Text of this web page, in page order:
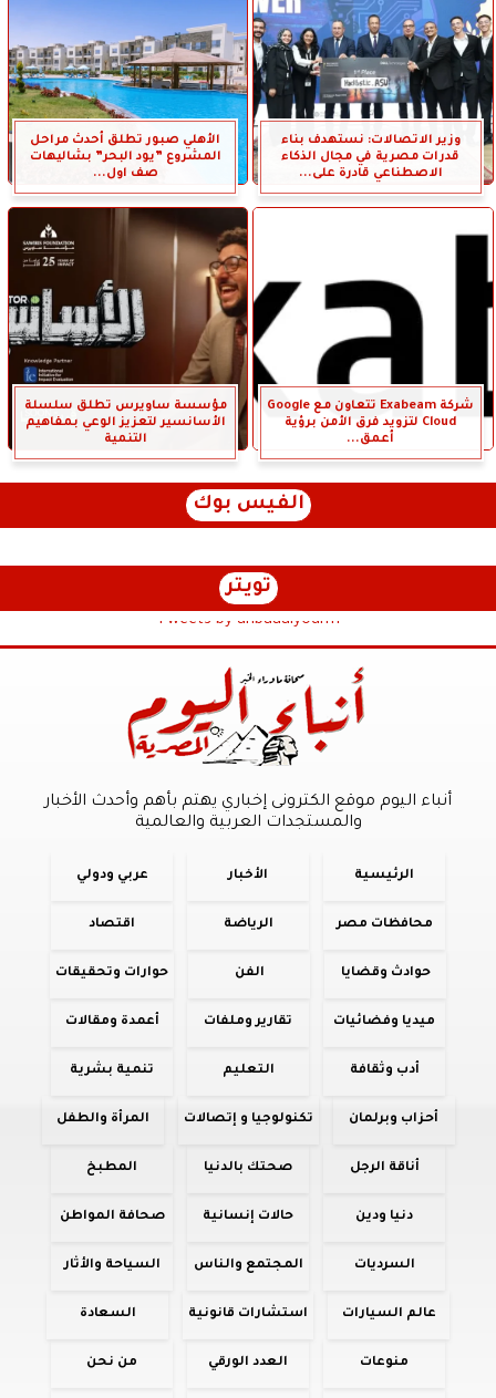
وزير الاتصالات: نستهدف بناء
قدرات مصرية في مجال الذكاء
الاصطناعي قادرة على...
الأهلي صبور تطلق أحدث مراحل
المشروع ”يود البحر” بشاليهات
صف اول...
شركة Exabeam تتعاون مع Google
Cloud لتزويد فرق الأمن برؤية
أعمق...
مؤسسة ساويرس تطلق سلسلة
الأسانسير لتعزيز الوعي بمفاهيم
التنمية
الفيس بوك
تويتر
Tweets by anbaaalyoum1
أنباء اليوم موقع الكترونى إخباري يهتم بأهم وأحدث الأخبار
والمستجدات العربية والعالمية
الرئيسية الأخبار عربي ودولي
محافظات مصر الرياضة اقتصاد
حوادث وقضايا الفن حوارات وتحقيقات
ميديا وفضائيات تقارير وملفات أعمدة ومقالات
أدب وثقافة التعليم تنمية بشرية
أحزاب وبرلمان تكنولوجيا و إتصالات المرأة والطفل
أناقة الرجل صحتك بالدنيا المطبخ
دنيا ودين حالات إنسانية صحافة المواطن
السرديات المجتمع والناس السياحة والأثار
عالم السيارات استشارات قانونية السعادة
منوعات العدد الورقي من نحن